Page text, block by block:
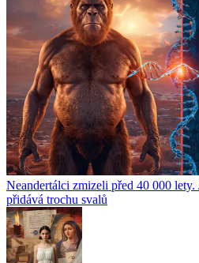
Neandertálci zmizeli před 40 000 lety.
přidává trochu svalů